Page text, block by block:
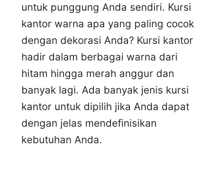
untuk punggung Anda sendiri. Kursi
kantor warna apa yang paling cocok
dengan dekorasi Anda? Kursi kantor
hadir dalam berbagai warna dari
hitam hingga merah anggur dan
banyak lagi. Ada banyak jenis kursi
kantor untuk dipilih jika Anda dapat
dengan jelas mendefinisikan
kebutuhan Anda.